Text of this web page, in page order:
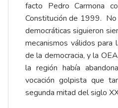
facto Pedro Carmona
Constitución de 1999. No
democráticas siguieron
mecanismos válidos para
de la democracia, y la
la región había
vocación golpista que
segunda mitad del siglo